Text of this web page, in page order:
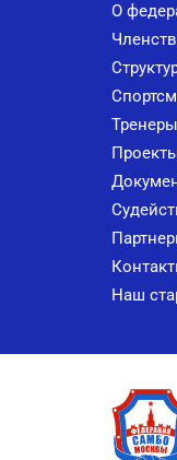
О
Тренеры
Наш